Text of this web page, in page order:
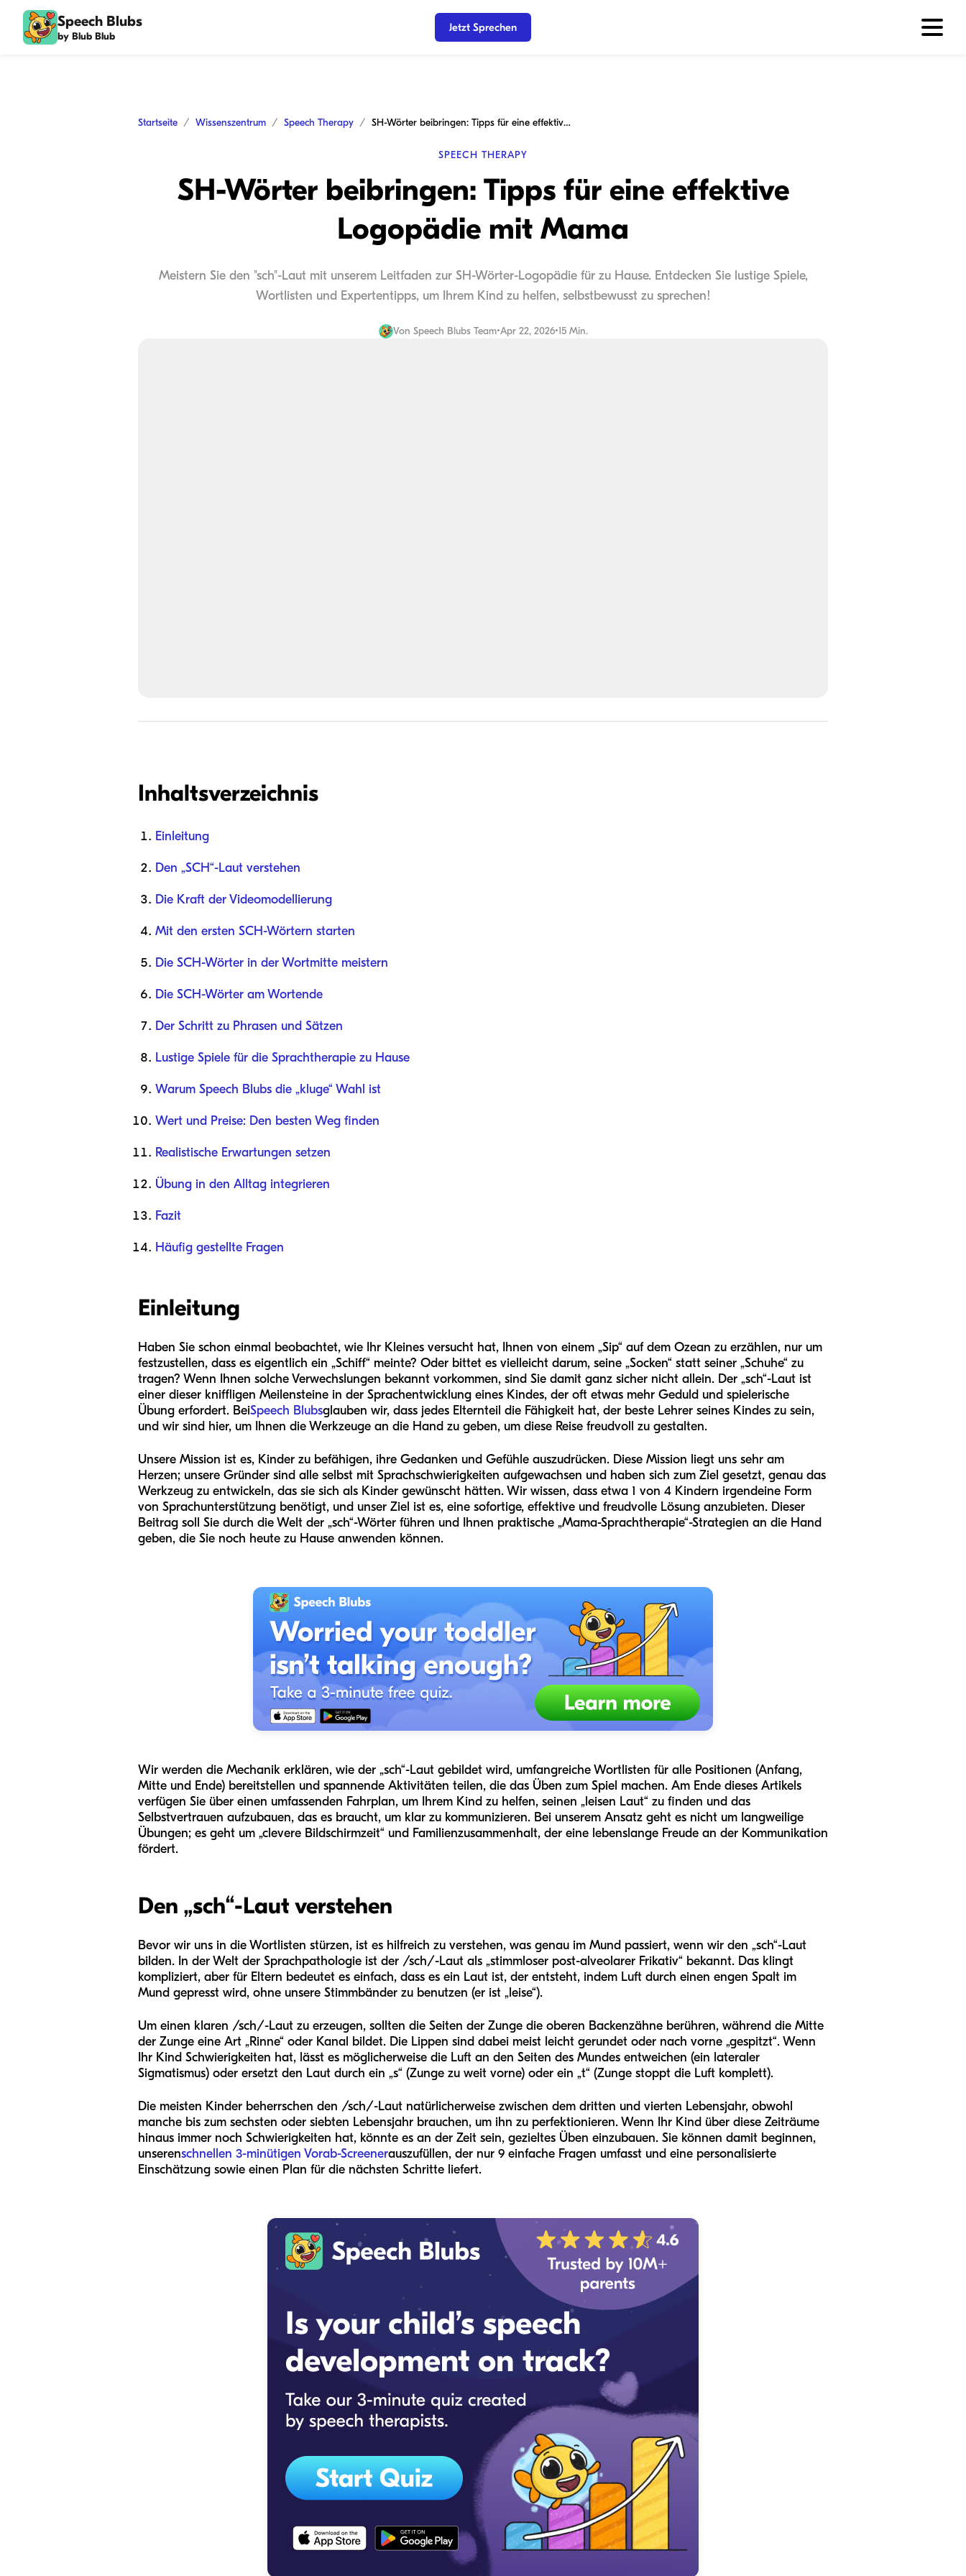
Speech Blubs
by Blub Blub
Jetzt Sprechen
Startseite Wissenszentrum Speech Therapy SH-Wörter beibringen: Tipps für eine effektive Logopädie mit Mama
SPEECH THERAPY
SH-Wörter beibringen: Tipps für eine effektive
Logopädie mit Mama
Meistern Sie den "sch"-Laut mit unserem Leitfaden zur SH-Wörter-Logopädie für zu Hause. Entdecken Sie lustige Spiele,
Wortlisten und Expertentipps, um Ihrem Kind zu helfen, selbstbewusst zu sprechen!
Von Speech Blubs Team•Apr 22, 2026•15 Min.
Inhaltsverzeichnis
Einleitung
Den „SCH“-Laut verstehen
Die Kraft der Videomodellierung
Mit den ersten SCH-Wörtern starten
Die SCH-Wörter in der Wortmitte meistern
Die SCH-Wörter am Wortende
Der Schritt zu Phrasen und Sätzen
Lustige Spiele für die Sprachtherapie zu Hause
Warum Speech Blubs die „kluge“ Wahl ist
Wert und Preise: Den besten Weg finden
Realistische Erwartungen setzen
Übung in den Alltag integrieren
Fazit
Häufig gestellte Fragen
Einleitung
Haben Sie schon einmal beobachtet, wie Ihr Kleines versucht hat, Ihnen von einem „Sip“ auf dem Ozean zu erzählen, nur um
festzustellen, dass es eigentlich ein „Schiff“ meinte? Oder bittet es vielleicht darum, seine „Socken“ statt seiner „Schuhe“ zu
tragen? Wenn Ihnen solche Verwechslungen bekannt vorkommen, sind Sie damit ganz sicher nicht allein. Der „sch“-Laut ist
einer dieser kniffligen Meilensteine in der Sprachentwicklung eines Kindes, der oft etwas mehr Geduld und spielerische
Übung erfordert. BeiSpeech Blubsglauben wir, dass jedes Elternteil die Fähigkeit hat, der beste Lehrer seines Kindes zu sein,
und wir sind hier, um Ihnen die Werkzeuge an die Hand zu geben, um diese Reise freudvoll zu gestalten.
Unsere Mission ist es, Kinder zu befähigen, ihre Gedanken und Gefühle auszudrücken. Diese Mission liegt uns sehr am
Herzen; unsere Gründer sind alle selbst mit Sprachschwierigkeiten aufgewachsen und haben sich zum Ziel gesetzt, genau das
Werkzeug zu entwickeln, das sie sich als Kinder gewünscht hätten. Wir wissen, dass etwa 1 von 4 Kindern irgendeine Form
von Sprachunterstützung benötigt, und unser Ziel ist es, eine sofortige, effektive und freudvolle Lösung anzubieten. Dieser
Beitrag soll Sie durch die Welt der „sch“-Wörter führen und Ihnen praktische „Mama-Sprachtherapie“-Strategien an die Hand
geben, die Sie noch heute zu Hause anwenden können.
Wir werden die Mechanik erklären, wie der „sch“-Laut gebildet wird, umfangreiche Wortlisten für alle Positionen (Anfang,
Mitte und Ende) bereitstellen und spannende Aktivitäten teilen, die das Üben zum Spiel machen. Am Ende dieses Artikels
verfügen Sie über einen umfassenden Fahrplan, um Ihrem Kind zu helfen, seinen „leisen Laut“ zu finden und das
Selbstvertrauen aufzubauen, das es braucht, um klar zu kommunizieren. Bei unserem Ansatz geht es nicht um langweilige
Übungen; es geht um „clevere Bildschirmzeit“ und Familienzusammenhalt, der eine lebenslange Freude an der Kommunikation
fördert.
Den „sch“-Laut verstehen
Bevor wir uns in die Wortlisten stürzen, ist es hilfreich zu verstehen, was genau im Mund passiert, wenn wir den „sch“-Laut
bilden. In der Welt der Sprachpathologie ist der /sch/-Laut als „stimmloser post-alveolarer Frikativ“ bekannt. Das klingt
kompliziert, aber für Eltern bedeutet es einfach, dass es ein Laut ist, der entsteht, indem Luft durch einen engen Spalt im
Mund gepresst wird, ohne unsere Stimmbänder zu benutzen (er ist „leise“).
Um einen klaren /sch/-Laut zu erzeugen, sollten die Seiten der Zunge die oberen Backenzähne berühren, während die Mitte
der Zunge eine Art „Rinne“ oder Kanal bildet. Die Lippen sind dabei meist leicht gerundet oder nach vorne „gespitzt“. Wenn
Ihr Kind Schwierigkeiten hat, lässt es möglicherweise die Luft an den Seiten des Mundes entweichen (ein lateraler
Sigmatismus) oder ersetzt den Laut durch ein „s“ (Zunge zu weit vorne) oder ein „t“ (Zunge stoppt die Luft komplett).
Die meisten Kinder beherrschen den /sch/-Laut natürlicherweise zwischen dem dritten und vierten Lebensjahr, obwohl
manche bis zum sechsten oder siebten Lebensjahr brauchen, um ihn zu perfektionieren. Wenn Ihr Kind über diese Zeiträume
hinaus immer noch Schwierigkeiten hat, könnte es an der Zeit sein, gezieltes Üben einzubauen. Sie können damit beginnen,
unserenschnellen 3-minütigen Vorab-Screenerauszufüllen, der nur 9 einfache Fragen umfasst und eine personalisierte
Einschätzung sowie einen Plan für die nächsten Schritte liefert.